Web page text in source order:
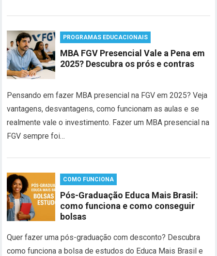
PROGRAMAS EDUCACIONAIS
MBA FGV Presencial Vale a Pena em
2025? Descubra os prós e contras
Pensando em fazer MBA presencial na FGV em 2025? Veja
vantagens, desvantagens, como funcionam as aulas e se
realmente vale o investimento. Fazer um MBA presencial na
FGV sempre foi…
COMO FUNCIONA
Pós-Graduação Educa Mais Brasil:
como funciona e como conseguir
bolsas
Quer fazer uma pós-graduação com desconto? Descubra
como funciona a bolsa de estudos do Educa Mais Brasil e